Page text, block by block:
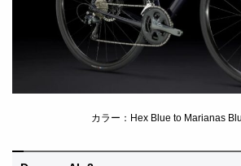
カラー：Hex Blue to Marianas